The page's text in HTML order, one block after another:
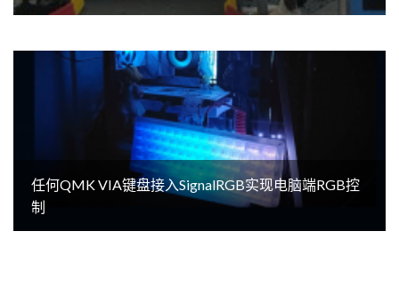
任何QMK VIA键盘接入SignalRGB实现电脑端RGB控
制